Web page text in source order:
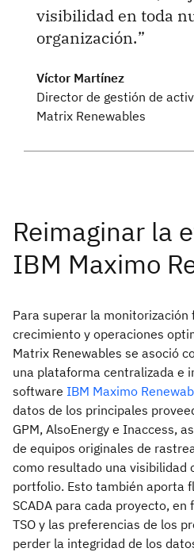
visibilidad en toda
organización.
Víctor Martínez
Director de gestión de
Matrix Renewables
Para superar la
crecimiento y operaciones
Matrix Renewables se asoció
una plataforma centralizada e
software IBM Maximo
datos de los principales
GPM, AlsoEnergy e Inaccess,
de equipos originales de
como resultado una visibilidad
portfolio. Esto también aporta
SCADA para cada proyecto,
TSO y las preferencias de los
perder la integridad de los